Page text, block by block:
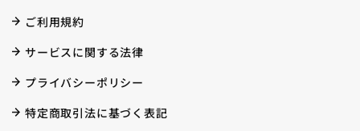
ご利用規約
サービスに関する法律
プライバシーポリシー
特定商取引法に基づく表記